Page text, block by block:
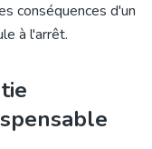
conséquences d'un
à l'arrêt.